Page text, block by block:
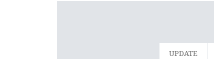
UPDATE